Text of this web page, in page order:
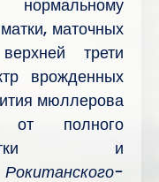
маточных
трети
врожденных
мюллерова
от полного
и
Рокитанского-